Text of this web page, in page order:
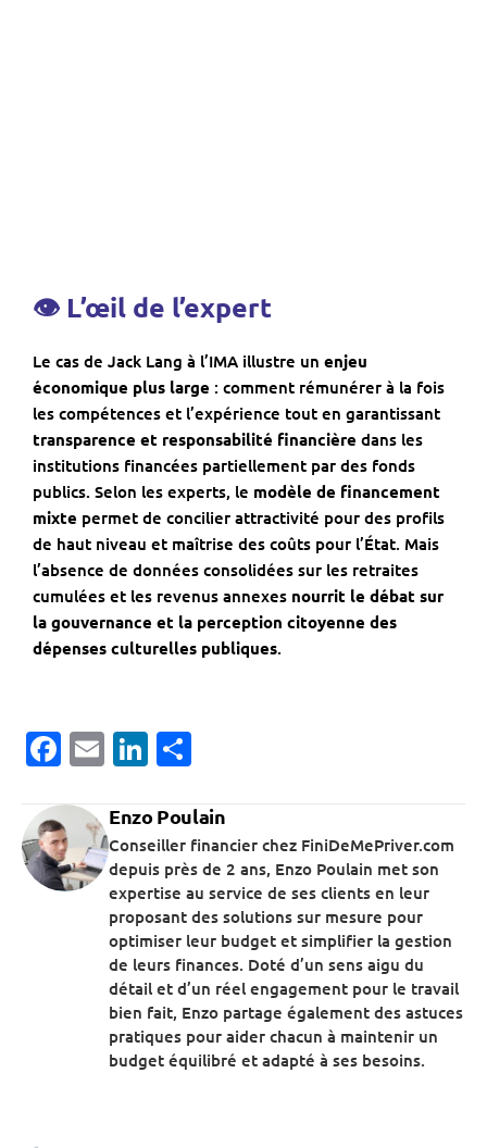
👁 L’œil de l’expert
Le cas de Jack Lang à l’IMA illustre un enjeu
économique plus large : comment rémunérer à la fois
les compétences et l’expérience tout en garantissant
transparence et responsabilité financière dans les
institutions financées partiellement par des fonds
publics. Selon les experts, le modèle de financement
mixte permet de concilier attractivité pour des profils
de haut niveau et maîtrise des coûts pour l’État. Mais
l’absence de données consolidées sur les retraites
cumulées et les revenus annexes nourrit le débat sur
la gouvernance et la perception citoyenne des
dépenses culturelles publiques.
Facebook
EmailLinkedIn
Enzo Poulain
Conseiller financier chez FiniDeMePriver.com
depuis près de 2 ans, Enzo Poulain met son
expertise au service de ses clients en leur
proposant des solutions sur mesure pour
optimiser leur budget et simplifier la gestion
de leurs finances. Doté d’un sens aigu du
détail et d’un réel engagement pour le travail
bien fait, Enzo partage également des astuces
pratiques pour aider chacun à maintenir un
budget équilibré et adapté à ses besoins.